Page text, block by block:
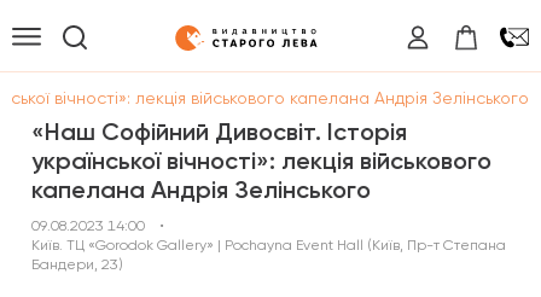
вічності»: лекція військового капелана Андрія Зелінського
«Наш Софійний Дивосвіт. Історія
української вічності»: лекція військового
капелана Андрія Зелінського
09.08.2023 14:00
•
Київ. ТЦ «Gorodok Gallery» | Pochayna Event Hall (Київ, Пр-т Степана
Бандери, 23)